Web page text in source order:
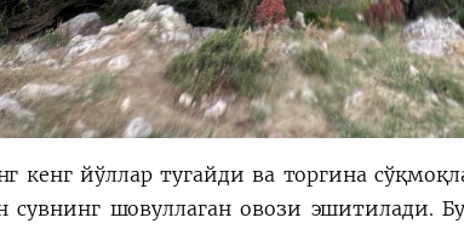
кенг йўллар тугайди ва торгина
сувнинг шовуллаган овози эшитилади.